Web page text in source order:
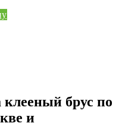
брус по
и